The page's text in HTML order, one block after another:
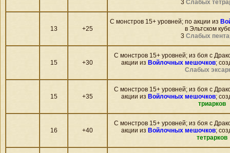
3 Слабых
13 +25
С монстров 15+ уровней; по акции из
в Эльтском
3 Слабых
15 +30
С монстров 15+ уровней; из боя c
акции из Войлочных мешочков;
Слабых
15 +35
С монстров 15+ уровней; из боя c
акции из Войлочных мешочков;
триарков
16 +40
С монстров 15+ уровней; из боя c
акции из Войлочных мешочков;
тетрарков